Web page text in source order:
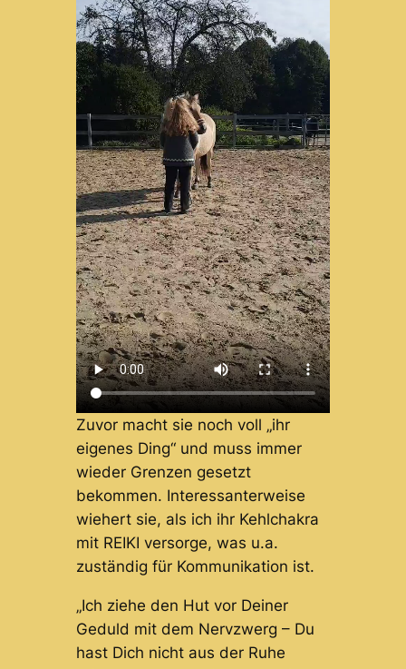
Zuvor macht sie noch voll „ihr
eigenes Ding“ und muss immer
wieder Grenzen gesetzt
bekommen. Interessanterweise
wiehert sie, als ich ihr Kehlchakra
mit REIKI versorge, was u.a.
zuständig für Kommunikation ist.
„Ich ziehe den Hut vor Deiner
Geduld mit dem Nervzwerg – Du
hast Dich nicht aus der Ruhe